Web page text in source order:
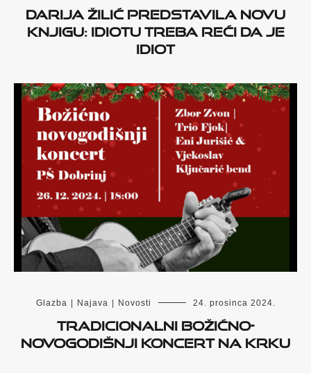
Darija Žilić predstavila novu
knjigu: Idiotu treba reći da je
idiot
Glazba | Najava | Novosti 24. prosinca 2024.
Tradicionalni božićno-
novogodišnji koncert na Krku